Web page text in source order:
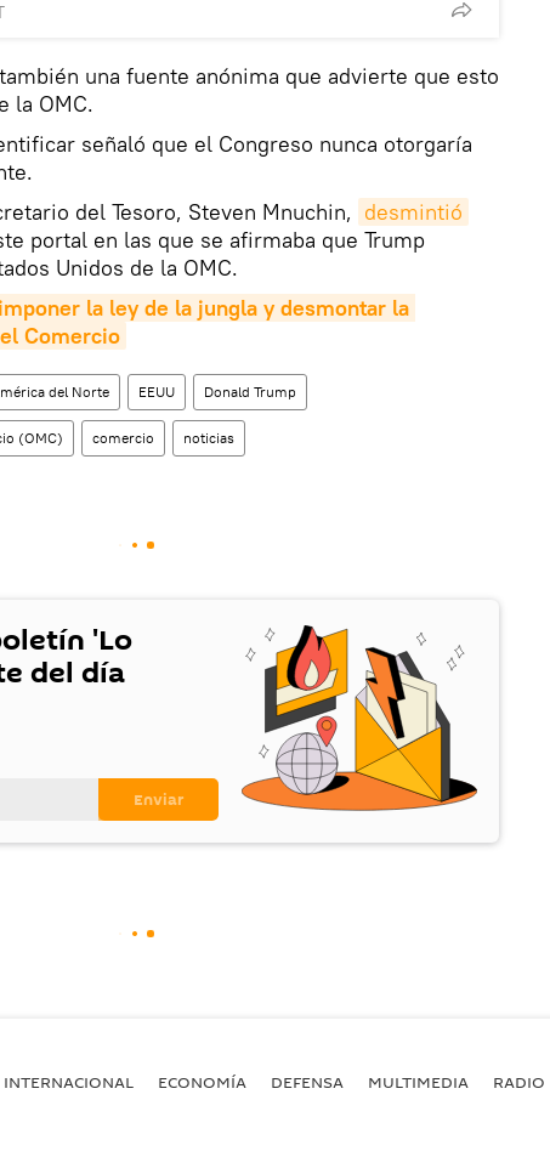
una fuente anónima que advierte que esto
la OMC.
señaló que el Congreso nunca otorgaría
del Tesoro, Steven Mnuchin, desmintió
portal en las que se afirmaba que Trump
Unidos de la OMC.
la ley de la jungla y desmontar la
Comercio
del Norte EEUU Donald Trump
(OMC) comercio noticias
'Lo
del día
INTERNACIONAL ECONOMÍA DEFENSA MULTIMEDIA RADIO